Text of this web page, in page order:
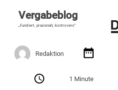
Vergabeblog
„Fundiert, praxisnah, kontrovers“
Redaktion
1 Minute